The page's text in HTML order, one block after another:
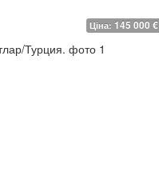
Ціна: 145 000 €